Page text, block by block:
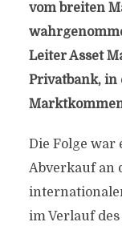
vom breiten
Leiter Asset
Privatbank, in
Die Folge
Abverkauf an
im Verlauf